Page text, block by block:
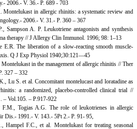
2006.- V. 36.- P. 689 - 703
in allergic rhinitis: a systematic review and
2006.- V. 31.- P. 360 – 367
A. P. Leukotriene antagonists and synthesis
therapy // J Allergy Clin Immunol. 1996; 98: 1–13
The liberation of a slow-reacting smooth muscle-
Q J Exp Physiol 1940;30:121—45
in the management of allergic rhinitis // Ther
327 – 332
S. et al. Concomitant montelucast and loratadine as
a randomized, placebo-controlled clinical trial //
Vol.105. – P.917-922
Togias A.G. The role of leukotrienes in allergic
Dis.- 1991.- V. 143.- 5Pt 2.- P. 91- 95,
F.C., et al. Montelukast for treating seasonal